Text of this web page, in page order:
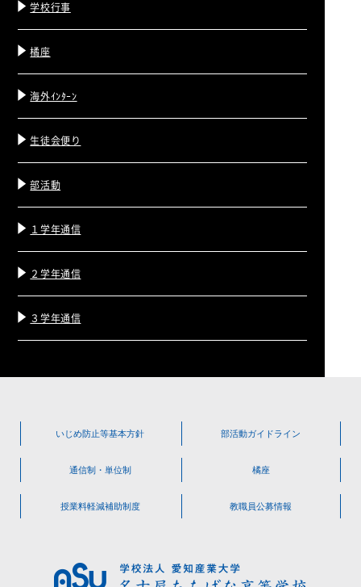
学校行事
橘座
海外ｲﾝﾀｰﾝ
生徒会便り
部活動
１学年通信
２学年通信
３学年通信
いじめ防止等基本方針 部活動ガイドライン
通信制・単位制 橘座
授業料軽減補助制度 教職員公募情報